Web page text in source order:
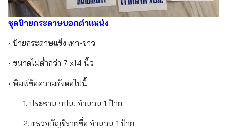
ชุดป้ายกระดาษบอกตำแหน่ง
• ป้ายกระดาษแข็ง เทา-ขาว
• ขนาดไม่ต่ำกว่า 7 x14 นิ้ว
• พิมพ์ข้อความดังต่อไปนี้
1. ประธาน กปน. จำนวน 1 ป้าย
2. ตรวจบัญชีรายชื่อ จำนวน 1 ป้าย